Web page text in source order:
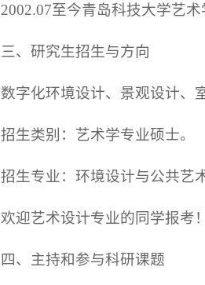
2002.07至今青岛科技大学艺
三、研究生招生与方向
数字化环境设计、景观设计、
招生类别：艺术学专业硕士。
招生专业：环境设计与公共艺
欢迎艺术设计专业的同学报考！
四、主持和参与科研课题